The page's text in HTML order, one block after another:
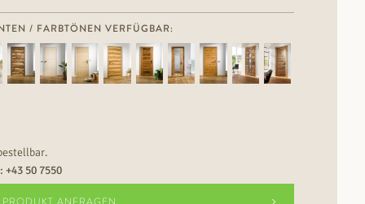
/ FARBTÖNEN VERFÜGBAR:
+43 50 7550